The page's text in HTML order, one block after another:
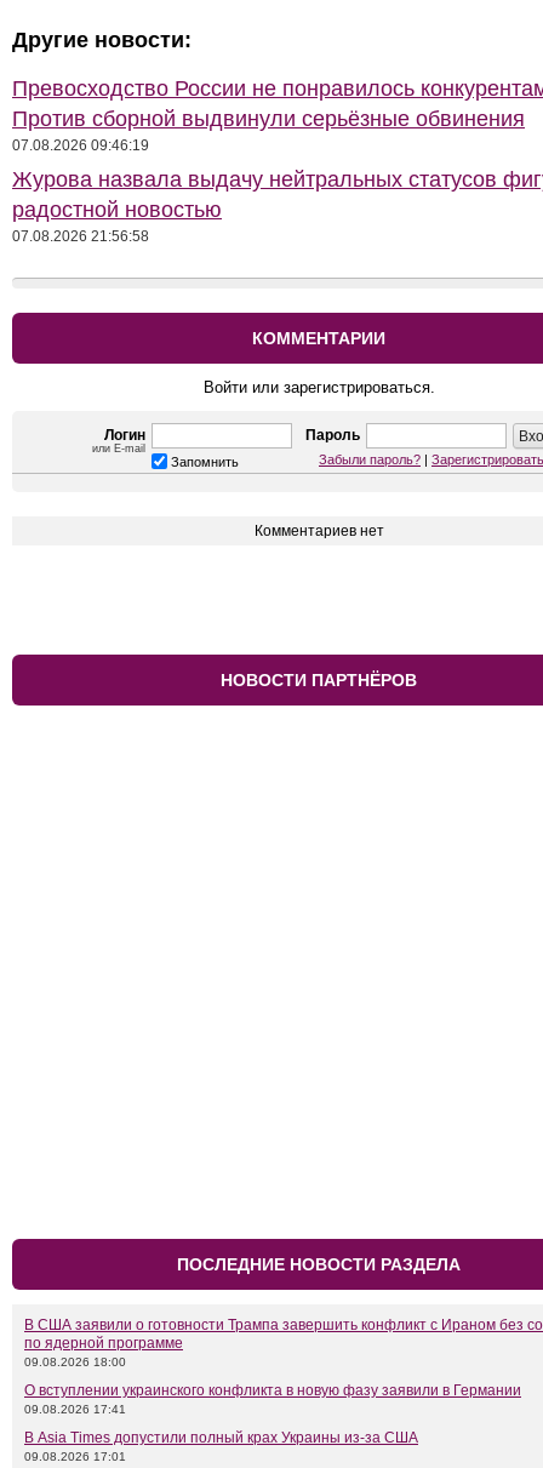
Другие новости:
Превосходство России не понравилось
Против сборной выдвинули серьёзные обвинения
07.08.2026 09:46:19
Журова назвала выдачу нейтральных статусов
радостной новостью
07.08.2026 21:56:58
КОММЕНТАРИИ
Войти или зарегистрироваться.
Логин
или E-mail
Пароль
Запомнить Забыли пароль? |
Комментариев нет
НОВОСТИ ПАРТНЁРОВ
ПОСЛЕДНИЕ НОВОСТИ РАЗДЕЛА
В США заявили о готовности Трампа завершить конфликт с Ираном без
по ядерной программе
09.08.2026 18:00
О вступлении украинского конфликта в новую фазу заявили в Германии
09.08.2026 17:41
В Asia Times допустили полный крах Украины из-за США
09.08.2026 17:01